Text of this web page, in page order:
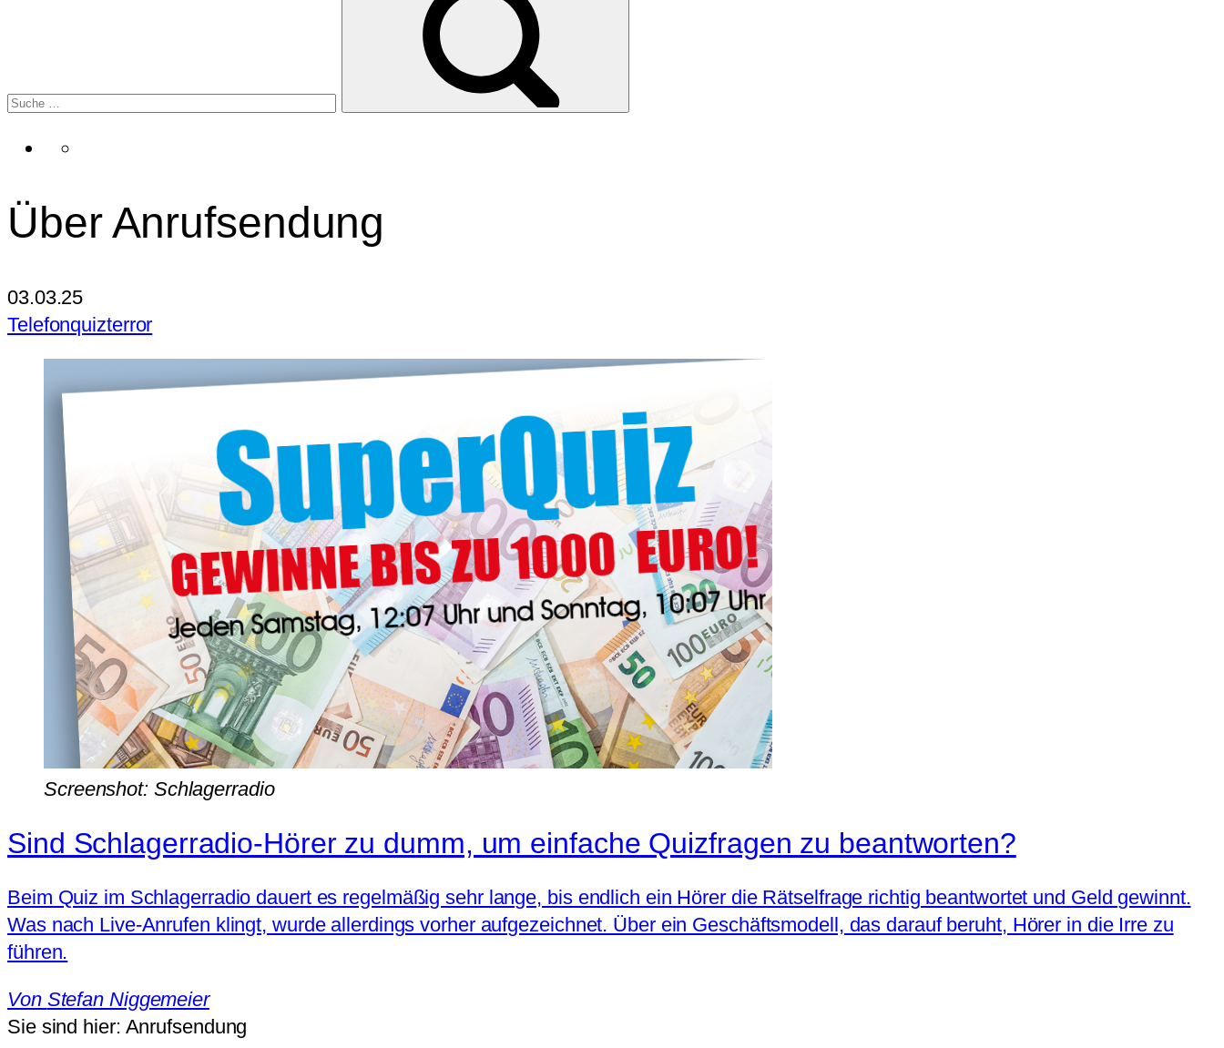
Über Anrufsendung
03.03.25
Telefonquizterror
Screenshot: Schlagerradio
Sind Schlagerradio-Hörer zu dumm, um einfache Quizfragen zu beantworten?
Beim Quiz im Schlagerradio dauert es regelmäßig sehr lange, bis endlich ein Hörer die Rätselfrage richtig beantwortet und Geld gewinnt.
Was nach Live-Anrufen klingt, wurde allerdings vorher aufgezeichnet. Über ein Geschäftsmodell, das darauf beruht, Hörer in die Irre zu
führen.
Von Stefan Niggemeier
Sie sind hier: Anrufsendung